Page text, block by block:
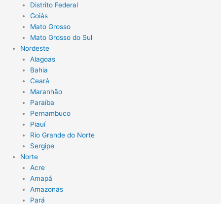
Distrito Federal
Goiás
Mato Grosso
Mato Grosso do Sul
Nordeste
Alagoas
Bahia
Ceará
Maranhão
Paraíba
Pernambuco
Piauí
Rio Grande do Norte
Sergipe
Norte
Acre
Amapá
Amazonas
Pará